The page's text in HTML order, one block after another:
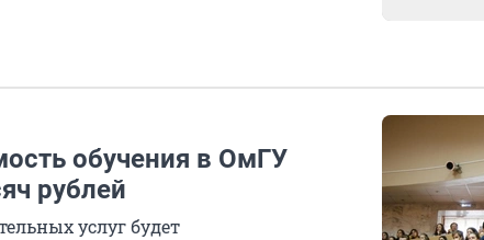
обучения в ОмГУ
рублей
услуг будет